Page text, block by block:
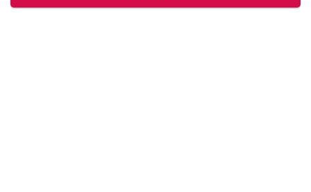
ガイドや、飲食関連の方の視察旅行のコーディネートやガイド、スペインの